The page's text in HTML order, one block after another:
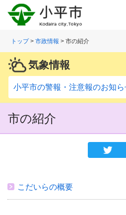
トップ>市政情報 > 市の紹介
気象情報
小平市の警報・注意報のお知ら
市の紹介
こだいらの概要